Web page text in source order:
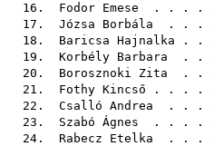
16. Fodor Emese . . . .
17. Józsa Borbála . . .
18. Baricsa Hajnalka . .
19. Korbély Barbara . .
20. Borosznoki Zita . .
21. Fothy Kincső . . . .
22. Csalló Andrea . . .
23. Szabó Ágnes . . . .
24. Rabecz Etelka . . .